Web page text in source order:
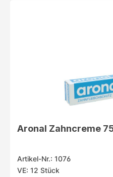
Aronal Zahncreme
Artikel-Nr.: 1076
VE: 12 Stück